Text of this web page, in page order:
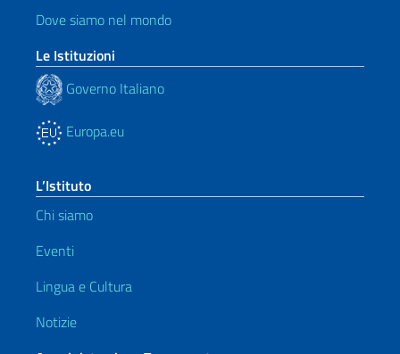
Dove siamo nel mondo
Le Istituzioni
Governo Italiano
Europa.eu
L’Istituto
Chi siamo
Eventi
Lingua e Cultura
Notizie